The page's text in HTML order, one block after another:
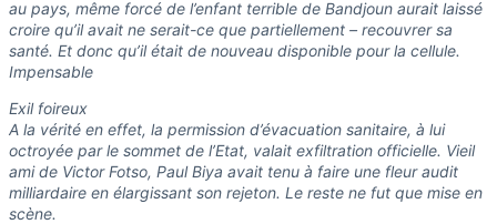
au pays, même forcé de l’enfant terrible de Bandjoun aurait laissé
croire qu’il avait ne serait-ce que partiellement – recouvrer sa
santé. Et donc qu’il était de nouveau disponible pour la cellule.
Impensable
Exil foireux
A la vérité en effet, la permission d’évacuation sanitaire, à lui
octroyée par le sommet de l’Etat, valait exfiltration officielle. Vieil
ami de Victor Fotso, Paul Biya avait tenu à faire une fleur audit
milliardaire en élargissant son rejeton. Le reste ne fut que mise en
scène.